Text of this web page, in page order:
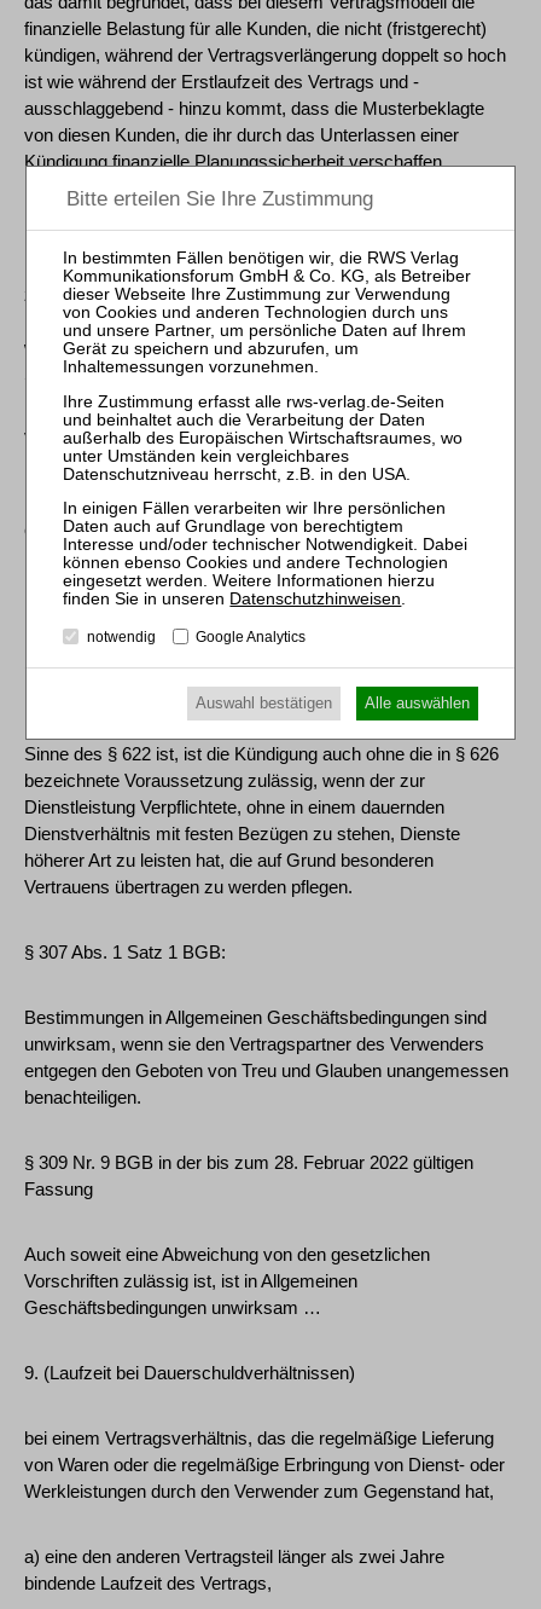
finanzielle Belastung für alle Kunden, die nicht (fristgerecht)
kündigen, während der Vertragsverlängerung doppelt so hoch
ist wie während der Erstlaufzeit des Vertrags und -
ausschlaggebend - hinzu kommt, dass die Musterbeklagte
von diesen Kunden, die ihr durch das Unterlassen einer
Kündigung finanzielle Planungssicherheit verschaffen,
insgesamt mehr verlangt als von denjenigen, die fristgerecht
kündigen, sie damit zunächst in finanzieller Ungewissheit
ihr einen zweiten Vertrag mit einer (weiteren) Erstlaufzeit von
zwölf Monaten schließen. Bei den Vertragsmodellen mit
Erstlaufzeiten von zwölf und von 24 Monaten ist das anders,
weswegen bei ihnen eine unangemessene Benachteiligung im
Sinne des § 307 Abs. 1 Satz 1 BGB nicht vorliegt.
Vorinstanz und Vorschriften:
Hanseatisches Oberlandesgericht - 3 MK 2/21 - Urteil vom 26.
Oktober 2023
Die maßgeblichen Vorschriften lauten:
Bei einem Dienstverhältnis, das kein Arbeitsverhältnis im
Sinne des § 622 ist, ist die Kündigung auch ohne die in § 626
bezeichnete Voraussetzung zulässig, wenn der zur
Dienstleistung Verpflichtete, ohne in einem dauernden
Dienstverhältnis mit festen Bezügen zu stehen, Dienste
höherer Art zu leisten hat, die auf Grund besonderen
Vertrauens übertragen zu werden pflegen.
§ 307 Abs. 1 Satz 1 BGB:
Bestimmungen in Allgemeinen Geschäftsbedingungen sind
unwirksam, wenn sie den Vertragspartner des Verwenders
entgegen den Geboten von Treu und Glauben unangemessen
benachteiligen.
§ 309 Nr. 9 BGB in der bis zum 28. Februar 2022 gültigen
Fassung
Auch soweit eine Abweichung von den gesetzlichen
Vorschriften zulässig ist, ist in Allgemeinen
Geschäftsbedingungen unwirksam …
9. (Laufzeit bei Dauerschuldverhältnissen)
bei einem Vertragsverhältnis, das die regelmäßige Lieferung
von Waren oder die regelmäßige Erbringung von Dienst- oder
Werkleistungen durch den Verwender zum Gegenstand hat,
a) eine den anderen Vertragsteil länger als zwei Jahre
bindende Laufzeit des Vertrags,
Datenschutzhinweisen.
notwendig Google Analytics
Auswahl bestätigen Alle auswählen